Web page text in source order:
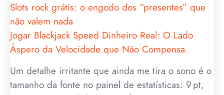
Slots rock grátis: o engodo dos “presentes” que
não valem nada
Jogar Blackjack Speed Dinheiro Real: O Lado
Áspero da Velocidade que Não Compensa
Um detalhe irritante que ainda me tira o sono é o
tamanho da fonte no painel de estatísticas: 9 pt,